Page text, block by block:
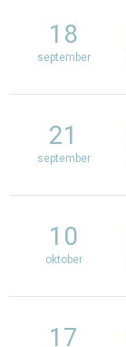
18
september
21
september
10
oktober
17